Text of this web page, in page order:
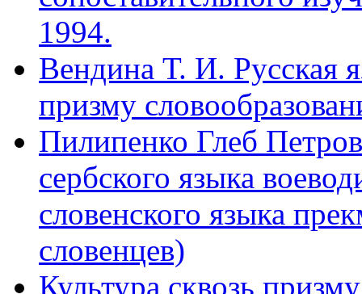
1994.
Вендина Т. И. Русская
призму
Пилипенко Глеб
сербского языка
словенского языка
словенцев)
Культура сквозь